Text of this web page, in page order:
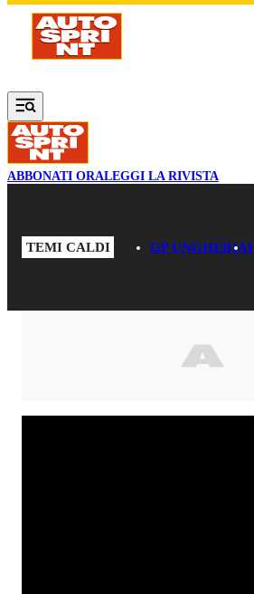
Vai al contenuto principale
ABBONATI ORALEGGI LA RIVISTA
TEMI CALDI GP UNGHERIA